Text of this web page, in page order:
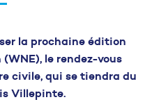
la prochaine édition
le rendez-vous
civile, qui se tiendra du
Villepinte.